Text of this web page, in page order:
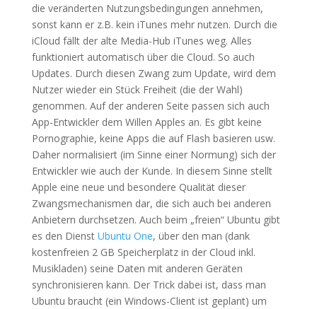
die veränderten Nutzungsbedingungen annehmen,
sonst kann er z.B. kein iTunes mehr nutzen. Durch die
iCloud fällt der alte Media-Hub iTunes weg. Alles
funktioniert automatisch über die Cloud. So auch
Updates. Durch diesen Zwang zum Update, wird dem
Nutzer wieder ein Stück Freiheit (die der Wahl)
genommen. Auf der anderen Seite passen sich auch
App-Entwickler dem Willen Apples an. Es gibt keine
Pornographie, keine Apps die auf Flash basieren usw.
Daher normalisiert (im Sinne einer Normung) sich der
Entwickler wie auch der Kunde. In diesem Sinne stellt
Apple eine neue und besondere Qualität dieser
Zwangsmechanismen dar, die sich auch bei anderen
Anbietern durchsetzen. Auch beim „freien“ Ubuntu gibt
es den Dienst Ubuntu One, über den man (dank
kostenfreien 2 GB Speicherplatz in der Cloud inkl.
Musikladen) seine Daten mit anderen Geräten
synchronisieren kann. Der Trick dabei ist, dass man
Ubuntu braucht (ein Windows-Client ist geplant) um